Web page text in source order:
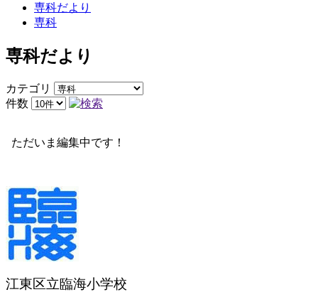
専科だより
専科
専科だより
カテゴリ
件数
ただいま編集中です！
江東区立臨海小学校